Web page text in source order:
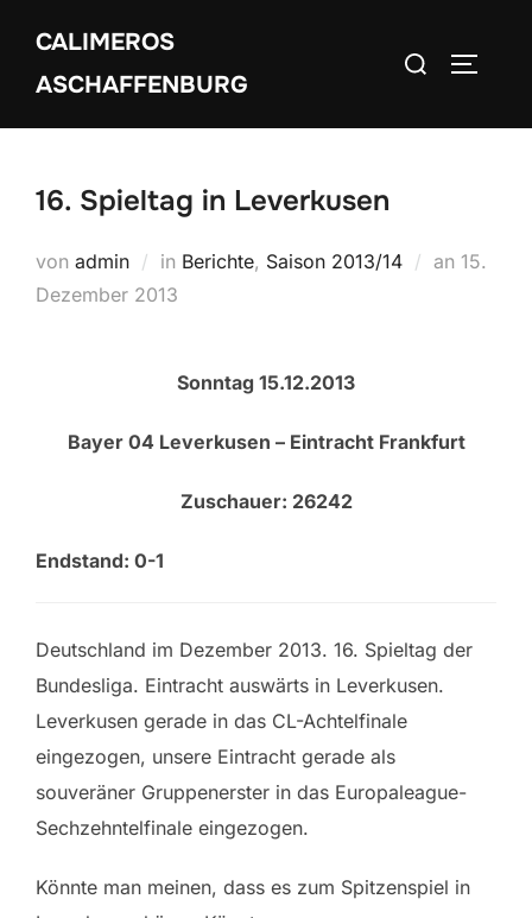
Inhalt
springen
CALIMEROS
ASCHAFFENBURG
Suchen
16. Spieltag in Leverkusen
von admin in Berichte, Saison 2013/14 an 15.
Dezember 2013
Sonntag 15.12.2013
Bayer 04 Leverkusen – Eintracht Frankfurt
Zuschauer: 26242
Endstand: 0-1
Deutschland im Dezember 2013. 16. Spieltag der
Bundesliga. Eintracht auswärts in Leverkusen.
Leverkusen gerade in das CL-Achtelfinale
eingezogen, unsere Eintracht gerade als
souveräner Gruppenerster in das Europaleague-
Sechzehntelfinale eingezogen.
Könnte man meinen, dass es zum Spitzenspiel in